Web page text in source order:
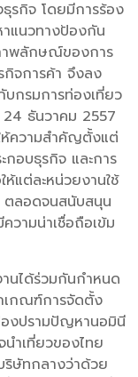
รกิจ โดยมีการร้อง
าแนวทางป้องกัน
าพลักษณ์ของการ
จการค้า จึงลง
กรมการท่องเที่ยว
24 ธันวาคม 2557
ห้ความสำคัญตั้งแต่
อบธุรกิจ และการ
ห้แต่ละหน่วยงานใช้
ตลอดจนสนับสนุน
วามน่าเชื่อถือเข้ม
นได้ร่วมกันกำหนด
กณฑ์การจัดตั้ง
องปรามปัญหานอมินี
ำเที่ยวของไทย
ริษัทกลางว่าด้วย